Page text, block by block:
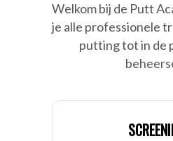
Welkom bij de Putt
je alle professionele
putting tot in de